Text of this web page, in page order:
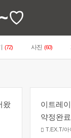
(72) 사진 (60)
왔
이트레
약정완료
T.EX.T/아